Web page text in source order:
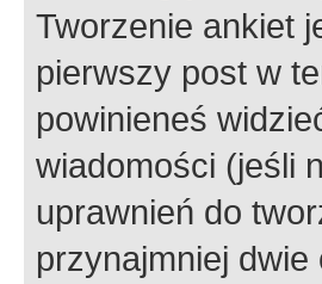
Tworzenie ankiet
pierwszy post w
powinieneś
wiadomości (jeśli
uprawnień do
przynajmniej